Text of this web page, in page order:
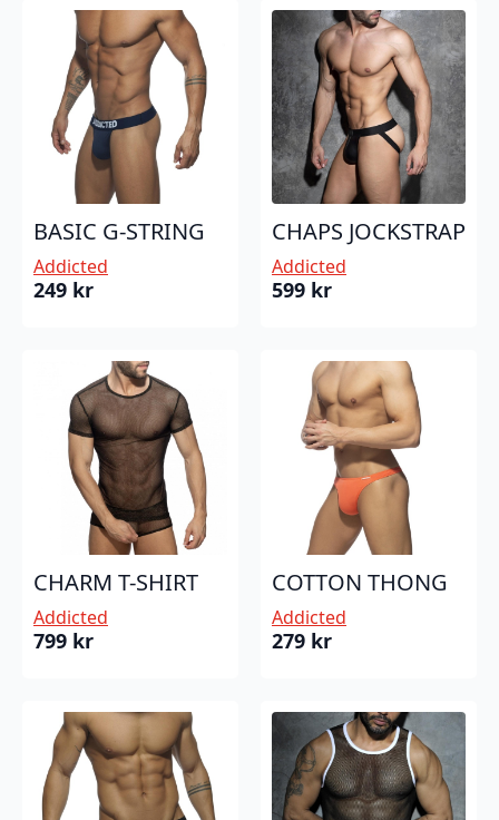
BASIC G-STRING
Addicted
249 kr
CHAPS JOCKSTRAP
Addicted
599 kr
CHARM T-SHIRT
Addicted
799 kr
COTTON THONG
Addicted
279 kr